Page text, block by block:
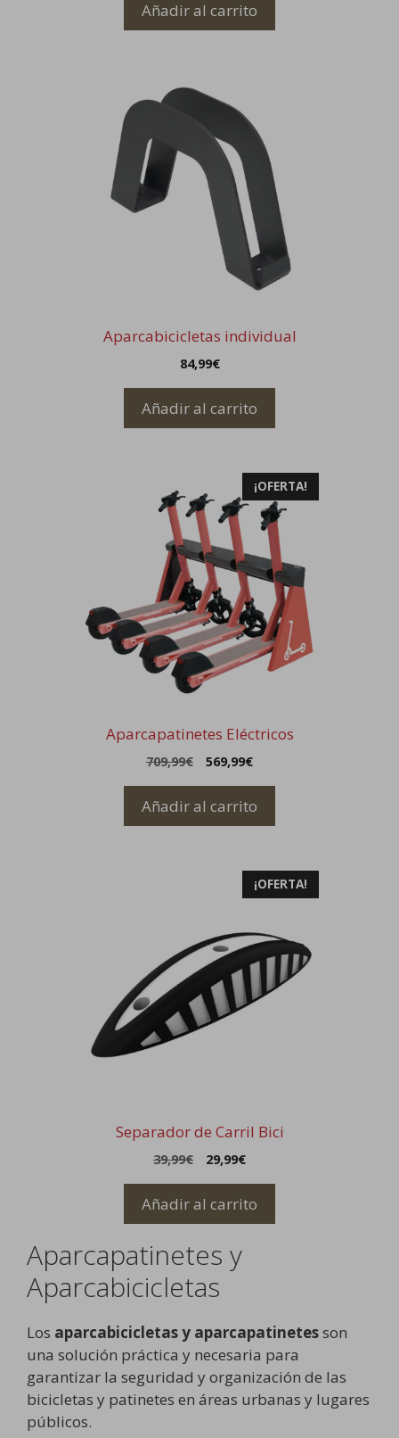
Aparcapatinetes y
Aparcabicicletas
Los aparcabicicletas y aparcapatinetesson
una solución práctica y necesaria para
garantizar la seguridad y organización de las
bicicletas y patinetes en áreas urbanas y lugares
públicos.
era:
es:
Añadir al carrito
Aparcabicicletas individual
84,99€
Añadir al carrito
¡OFERTA!
Aparcapatinetes Eléctricos
709,99€
El
original
era:
569,99€El
es:
Añadir al carrito
¡OFERTA!
Separador de Carril Bici
39,99€
El
original
era:
29,99€El
es:
Añadir al carrito